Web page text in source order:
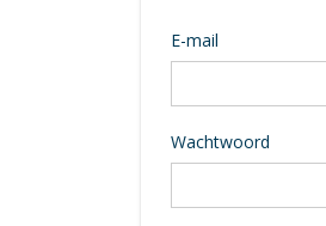
E-mail
Wachtwoord